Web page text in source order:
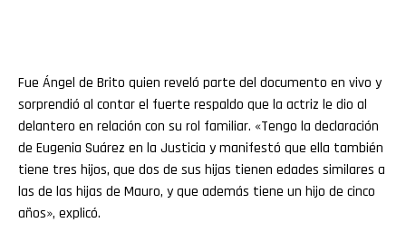
Fue Ángel de Brito quien reveló parte del documento en vivo y
sorprendió al contar el fuerte respaldo que la actriz le dio al
delantero en relación con su rol familiar. «Tengo la declaración
de Eugenia Suárez en la Justicia y manifestó que ella también
tiene tres hijos, que dos de sus hijas tienen edades similares a
las de las hijas de Mauro, y que además tiene un hijo de cinco
años», explicó.